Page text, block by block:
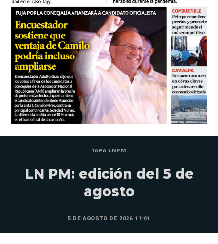
TAPA LNPM
LN PM: edición del 5 de
agosto
5 DE AGOSTO DE 2026 11:01